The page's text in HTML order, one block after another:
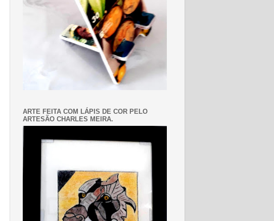
ARTE FEITA COM LÁPIS DE COR PELO
ARTESÃO CHARLES MEIRA.